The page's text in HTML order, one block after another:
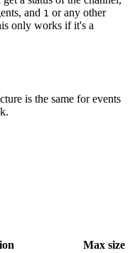
and 1 or any other
only works if it's a
is the same for events
Max size